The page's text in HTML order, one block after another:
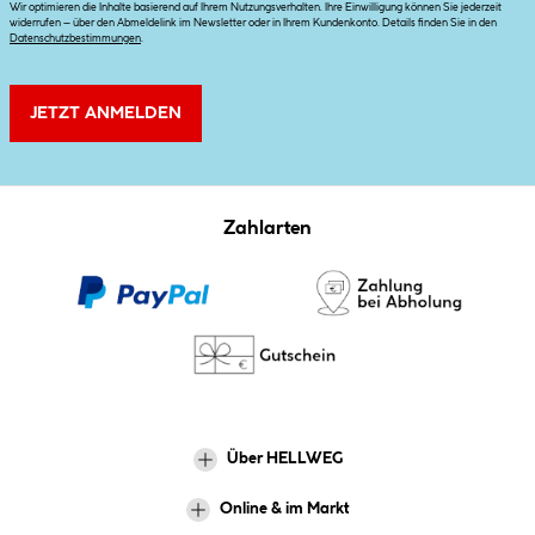
Wir optimieren die Inhalte basierend auf Ihrem Nutzungsverhalten. Ihre Einwilligung können Sie jederzeit
widerrufen – über den Abmeldelink im Newsletter oder in Ihrem Kundenkonto. Details finden Sie in den
Datenschutzbestimmungen
JETZT ANMELDEN
Zahlarten
Über HELLWEG
Online & im Markt